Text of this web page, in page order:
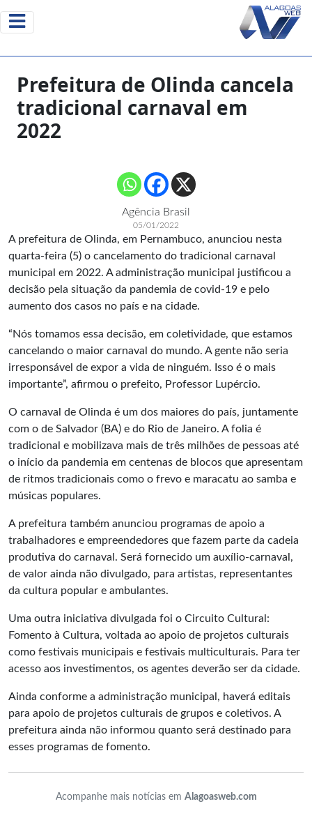
Prefeitura de Olinda cancela
tradicional carnaval em
2022
Agência Brasil
05/01/2022
A prefeitura de Olinda, em Pernambuco, anunciou nesta
quarta-feira (5) o cancelamento do tradicional carnaval
municipal em 2022. A administração municipal justificou a
decisão pela situação da pandemia de covid-19 e pelo
aumento dos casos no país e na cidade.
“Nós tomamos essa decisão, em coletividade, que estamos
cancelando o maior carnaval do mundo. A gente não seria
irresponsável de expor a vida de ninguém. Isso é o mais
importante”, afirmou o prefeito, Professor Lupércio.
O carnaval de Olinda é um dos maiores do país, juntamente
com o de Salvador (BA) e do Rio de Janeiro. A folia é
tradicional e mobilizava mais de três milhões de pessoas até
o início da pandemia em centenas de blocos que apresentam
de ritmos tradicionais como o frevo e maracatu ao samba e
músicas populares.
A prefeitura também anunciou programas de apoio a
trabalhadores e empreendedores que fazem parte da cadeia
produtiva do carnaval. Será fornecido um auxílio-carnaval,
de valor ainda não divulgado, para artistas, representantes
da cultura popular e ambulantes.
Uma outra iniciativa divulgada foi o Circuito Cultural:
Fomento à Cultura, voltada ao apoio de projetos culturais
como festivais municipais e festivais multiculturais. Para ter
acesso aos investimentos, os agentes deverão ser da cidade.
Ainda conforme a administração municipal, haverá editais
para apoio de projetos culturais de grupos e coletivos. A
prefeitura ainda não informou quanto será destinado para
esses programas de fomento.
Acompanhe mais notícias em Alagoasweb.com